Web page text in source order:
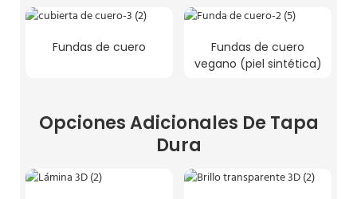
Fundas de cuero
Fundas de cuero
vegano (piel sintética)
Opciones Adicionales De Tapa
Dura